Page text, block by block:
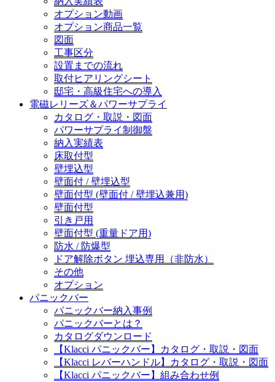
オプション動画
オプション商品一覧
図面
工事区分
設置までの流れ
取付ヒアリングシート
邸宅・高級住宅への導入
電磁レリーズ＆パワーサプライ
カタログ・取説・図面
パワーサプライ制御盤
納入実績表
床取付型
壁埋込型
壁面付 / 壁埋込型
壁面付型 (壁面付 / 壁埋込兼用)
壁面付型
引き戸用
壁面付型 (重量ドア用)
防水 / 防爆型
ドア解除ボタン 埋込専用（非防水）
その他
オプション
パニックバー
パニックバー納入事例
パニックバーとは？
カタログダウンロード
【Klacci パニックバー】カタログ・取説・図面
【Klacci レバーハンドル】カタログ・取説・図面
【Klacci パニックバー】組み合わせ例